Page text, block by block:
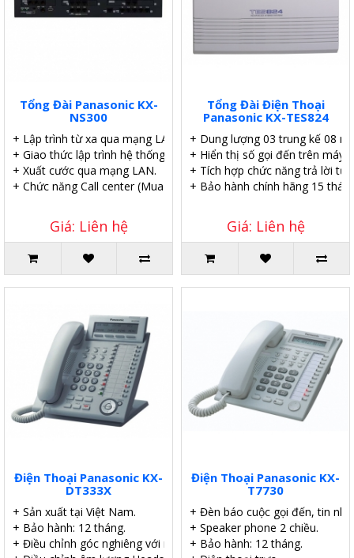
Tổng Đài Panasonic KX-
NS300
+ Lập trình từ xa qua mạng LAN.
+ Giao thức lập trình hệ thống: Web/PT.
+ Xuất cước qua mạng LAN.
+ Chức năng Call center (Mua thêm License).
Giá: Liên hệ
Tổng Đài Điện Thoại
Panasonic KX-TES824
+ Dung lượng 03 trung kế 08
+ Hiển thị số gọi đến trên máy
+ Tích hợp chức năng trả lời tự
+ Bảo hành chính hãng 15
Giá: Liên hệ
Điện Thoại Panasonic KX-
DT333X
+ Sản xuất tại Việt Nam.
+ Bảo hành: 12 tháng.
+ Điều chỉnh góc nghiêng với nhiều cấp độ.
Điện Thoại Panasonic KX-
T7730
+ Đèn báo cuộc gọi đến, tin
+ Speaker phone 2 chiều.
+ Bảo hành: 12 tháng.